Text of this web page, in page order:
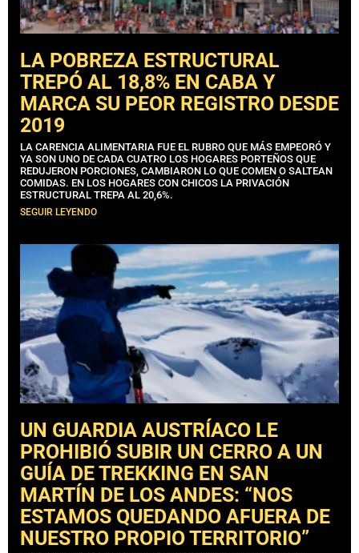
LA POBREZA ESTRUCTURAL
TREPÓ AL 18,8% EN CABA Y
MARCA SU PEOR REGISTRO DESDE
2019
LA CARENCIA ALIMENTARIA FUE EL RUBRO QUE MÁS EMPEORÓ Y
YA SON UNO DE CADA CUATRO LOS HOGARES PORTEÑOS QUE
REDUJERON PORCIONES, CAMBIARON LO QUE COMEN O SALTEAN
COMIDAS. EN LOS HOGARES CON CHICOS LA PRIVACIÓN
ESTRUCTURAL TREPA AL 20,6%.
SEGUIR LEYENDO
UN GUARDIA AUSTRÍACO LE
PROHIBIÓ SUBIR UN CERRO A UN
GUÍA DE TREKKING EN SAN
MARTÍN DE LOS ANDES: “NOS
ESTAMOS QUEDANDO AFUERA DE
NUESTRO PROPIO TERRITORIO”